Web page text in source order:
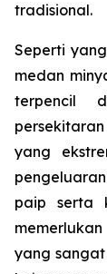
tradisional.
Seperti
medan
terpencil
yang
paip serta
yang